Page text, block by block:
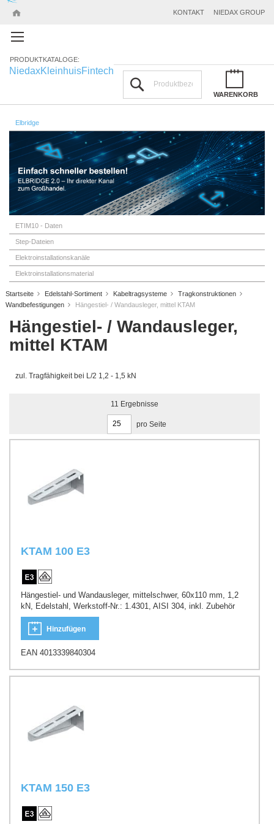
NIEDAX GROUP
KONTAKT
PRODUKTKATALOGE:
NiedaxKleinhuisFintech
WARENKORB
Elbridge
ETIM10 - Daten
Step-Dateien
Elektroinstallationskanäle
Elektroinstallationsmaterial
Startseite Edelstahl-Sortiment Kabeltragsysteme
Tragkonstruktionen
Wandbefestigungen
Hängestiel- / Wandausleger, mittel KTAM
Hängestiel- / Wandausleger,
mittel KTAM
zul. Tragfähigkeit bei L/2 1,2 - 1,5 kN
11 Ergebnisse
pro Seite
KTAM 100 E3
Hängestiel- und Wandausleger, mittelschwer, 60x110 mm, 1,2
kN, Edelstahl, Werkstoff-Nr.: 1.4301, AISI 304, inkl. Zubehör
Hinzufügen
EAN 4013339840304
KTAM 150 E3